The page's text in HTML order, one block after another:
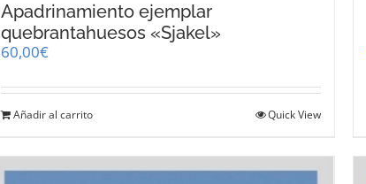
Apadrinamiento ejemplar
quebrantahuesos «Sjakel»
60,00€
Añadir al carrito Quick View